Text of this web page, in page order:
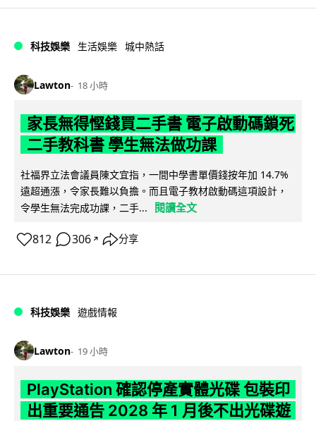
科技娛樂 生活娛樂 城中熱話
Lawton 18 小時
家長無得慳錢買二手書 電子啟動碼鎖死
二手教科書 學生無法做功課
社福界立法會議員陳文宜指，一間中學書單價錢按年加 14.7%
遠超通漲，令家長難以負擔。而且電子教材啟動碼這項設計，
令學生無法完成功課，二手...
閱讀全文
812 306 ↗ 分享
科技娛樂 遊戲情報
Lawton 19 小時
PlayStation 確認停產實體光碟 包裝印
出重要通告 2028 年 1 月後不出光碟遊